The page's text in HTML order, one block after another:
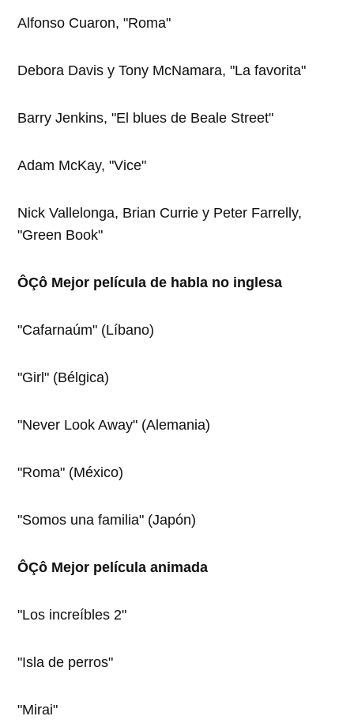
Alfonso Cuaron, "Roma"
Debora Davis y Tony McNamara, "La favorita"
Barry Jenkins, "El blues de Beale Street"
Adam McKay, "Vice"
Nick Vallelonga, Brian Currie y Peter Farrelly,
"Green Book"
ÔÇô Mejor película de habla no inglesa
"Cafarnaúm" (Líbano)
"Girl" (Bélgica)
"Never Look Away" (Alemania)
"Roma" (México)
"Somos una familia" (Japón)
ÔÇô Mejor película animada
"Los increíbles 2"
"Isla de perros"
"Mirai"